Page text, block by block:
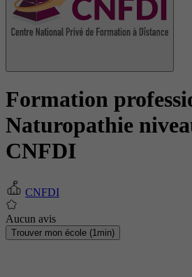
Formation
Naturopathie
CNFDI
CNFDI
Aucun avis
Trouver mon école (1min)